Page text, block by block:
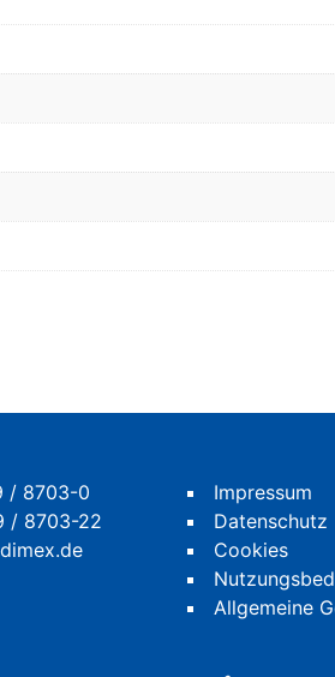
/ 8703-0
/ 8703-22
Impressum
Datenschutz
Cookies
Allgemeine